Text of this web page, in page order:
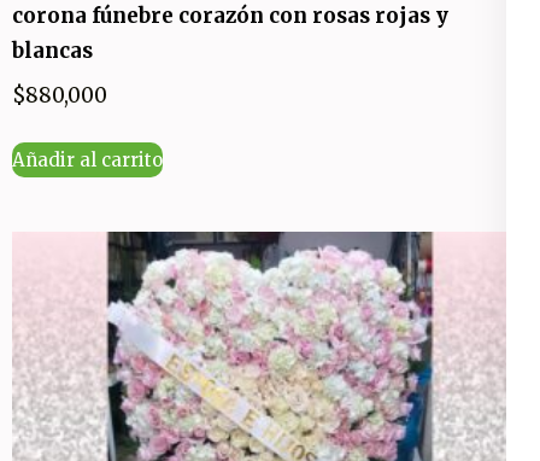
corona fúnebre corazón con rosas rojas y
blancas
$880,000
Añadir al carrito